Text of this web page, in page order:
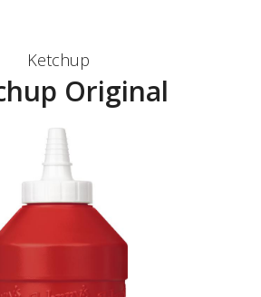
Ketchup
Original